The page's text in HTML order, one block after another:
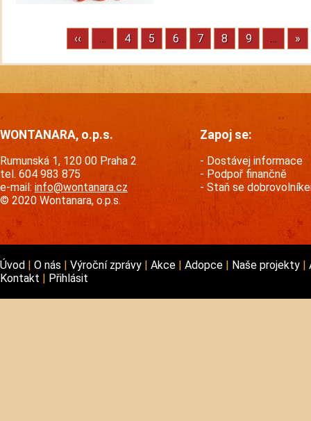
Pagination
Previous
page
‹‹ … Stránka
4 Stránka
5 Stránka
6 Stránka
7 Stránka
8 Stránka
9 … »
WONTANARA, o.p.s.
Rumunská 1, 120 00 Praha 2
tel. 604 983 875
e-mail: info@wontanara.cz
© 2020 Wontanara, o.p.s.
Zapoj se:
Dostávej informace
Podpoř finančně
Staň se
Úvod O nás Výroční zprávy Akce Adopce Naše projekty
Kontakt
Přihlásit